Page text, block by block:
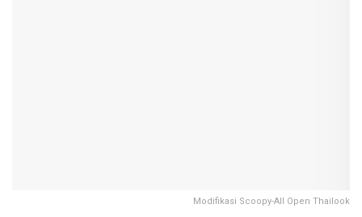
Modifikasi Scoopy-All Open Thailook